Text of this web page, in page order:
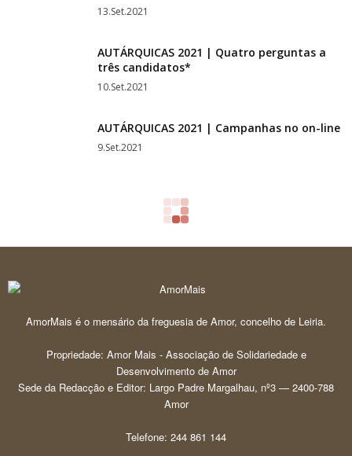
13.Set.2021
AUTÁRQUICAS 2021 | Quatro perguntas a
três candidatos*
10.Set.2021
AUTÁRQUICAS 2021 | Campanhas no on-line
9.Set.2021
AmorMais é o mensário da freguesia de Amor, concelho de Leiria.
Propriedade: Amor Mais - Associação de Solidariedade e
Desenvolvimento de Amor
Sede da Redacção e Editor: Largo Padre Margalhau, nº3 — 2400-788
Amor
Telefone: 244 861 144